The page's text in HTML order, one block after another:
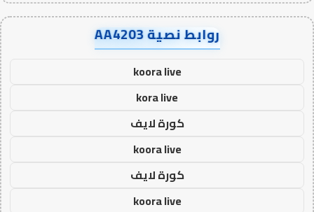
روابط نصية AA4203
koora live
kora live
كورة لايف
koora live
كورة لايف
koora live